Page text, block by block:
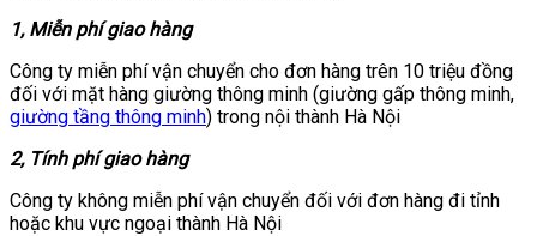
1, Miễn phí giao hàng
Công ty miễn phí vận chuyển cho đơn hàng trên 10 triệu đồng
đối với mặt hàng giường thông minh (giường gấp thông minh,
giường tầng thông minh) trong nội thành Hà Nội
2, Tính phí giao hàng
Công ty không miễn phí vận chuyển đối với đơn hàng đi tỉnh
hoặc khu vực ngoại thành Hà Nội